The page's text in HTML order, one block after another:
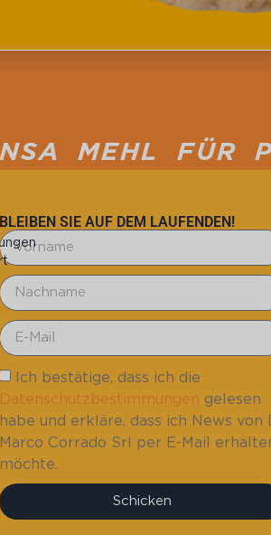
PIZZA
BLEIBEN SIE AUF DEM LAUFENDEN!
Ich bestätige, dass ich die
Datenschutzbestimmungen gelesen
habe und erkläre, dass ich News von
Marco Corrado Srl per E-Mail
möchte.
Schicken